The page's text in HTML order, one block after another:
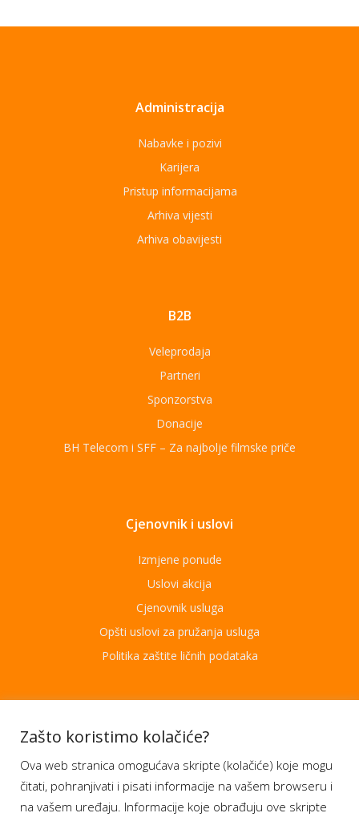
Administracija
Nabavke i pozivi
Karijera
Pristup informacijama
Arhiva vijesti
Arhiva obavijesti
B2B
Veleprodaja
Partneri
Sponzorstva
Donacije
BH Telecom i SFF – Za najbolje filmske priče
Cjenovnik i uslovi
Izmjene ponude
Uslovi akcija
Cjenovnik usluga
Opšti uslovi za pružanja usluga
Politika zaštite ličnih podataka
Aplikacije
Moj BH Telecom
Dostupnost usluga
Zašto koristimo kolačiće?
Ova web stranica omogućava skripte (kolačiće) koje mogu
čitati, pohranjivati i pisati informacije na vašem browseru i
na vašem uređaju. Informacije koje obrađuju ove skripte